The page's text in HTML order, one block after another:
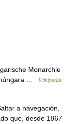
Monarchie
…
Wikipedia
a navegación,
que, desde 1867